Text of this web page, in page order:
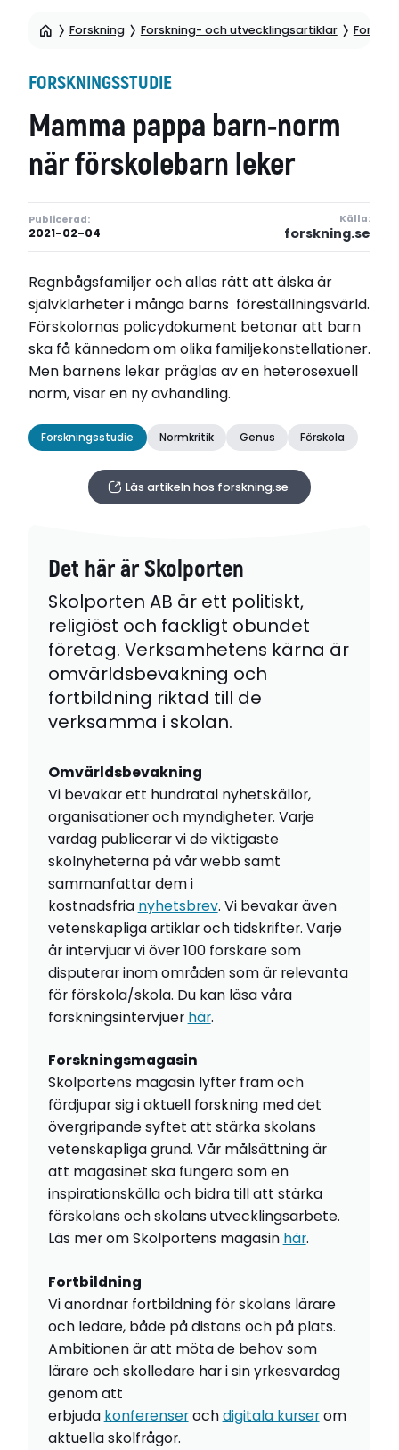
Forskning Forskning- och utvecklingsartiklar
FORSKNINGSSTUDIE
Mamma pappa barn-norm
när förskolebarn leker
Publicerad:
2021-02-04
Källa:
forskning.se
Regnbågsfamiljer och allas rätt att älska är
självklarheter i många barns föreställningsvärld.
Förskolornas policydokument betonar att barn
ska få kännedom om olika familjekonstellationer.
Men barnens lekar präglas av en heterosexuell
norm, visar en ny avhandling.
Forskningsstudie Normkritik Genus Förskola
Läs artikeln hos forskning.se
Det här är Skolporten
Skolporten AB är ett politiskt,
religiöst och fackligt obundet
företag. Verksamhetens kärna är
omvärldsbevakning och
fortbildning riktad till de
verksamma i skolan.
Omvärldsbevakning
Vi bevakar ett hundratal nyhetskällor,
organisationer och myndigheter. Varje
vardag publicerar vi de viktigaste
skolnyheterna på vår webb samt
sammanfattar dem i
kostnadsfria nyhetsbrev. Vi bevakar även
vetenskapliga artiklar och tidskrifter. Varje
år intervjuar vi över 100 forskare som
disputerar inom områden som är relevanta
för förskola/skola. Du kan läsa våra
forskningsintervjuer här.
Forskningsmagasin
Skolportens magasin lyfter fram och
fördjupar sig i aktuell forskning med det
övergripande syftet att stärka skolans
vetenskapliga grund. Vår målsättning är
att magasinet ska fungera som en
inspirationskälla och bidra till att stärka
förskolans och skolans utvecklingsarbete.
Läs mer om Skolportens magasin här.
Fortbildning
Vi anordnar fortbildning för skolans lärare
och ledare, både på distans och på plats.
Ambitionen är att möta de behov som
lärare och skolledare har i sin yrkesvardag
genom att
erbjuda konferenserochdigitala kurserom
aktuella skolfrågor.